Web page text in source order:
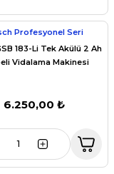
Profesyonel Seri
183-Li Tek Akülü 2 Ah
Vidalama Makinesi
6.250,00 ₺